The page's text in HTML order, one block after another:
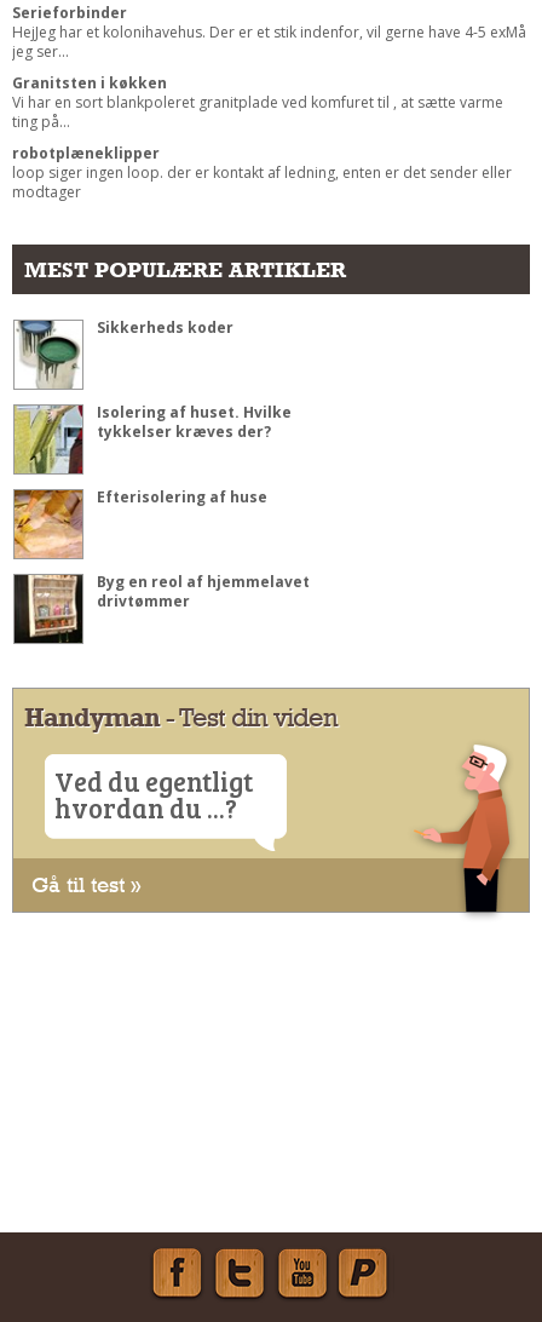
Serieforbinder
HejJeg har et kolonihavehus. Der er et stik indenfor, vil gerne have 4-5 exMå
jeg ser...
Granitsten i køkken
Vi har en sort blankpoleret granitplade ved komfuret til , at sætte varme
ting på...
robotplæneklipper
loop siger ingen loop. der er kontakt af ledning, enten er det sender eller
modtager
MEST POPULÆRE ARTIKLER
Sikkerheds koder
Isolering af huset. Hvilke
tykkelser kræves der?
Efterisolering af huse
Byg en reol af hjemmelavet
drivtømmer
Handyman- Test din viden
Ved du egentligt
hvordan du ...?
Gå til test »